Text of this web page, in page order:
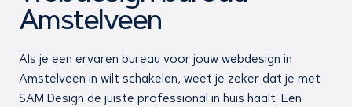
Amstelveen
Als je een ervaren bureau voor jouw webdesign in
Amstelveen in wilt schakelen, weet je zeker dat je met
SAM Design de juiste professional in huis haalt. Een